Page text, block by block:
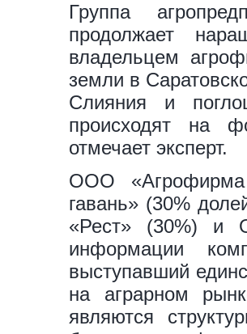
Группа
продолжает
владельцем
земли в
Слияния и
происходят на
отмечает эксперт.
ООО
гавань» (30%
«Рест» (30%) и
информации
выступавший
на аграрном
являются